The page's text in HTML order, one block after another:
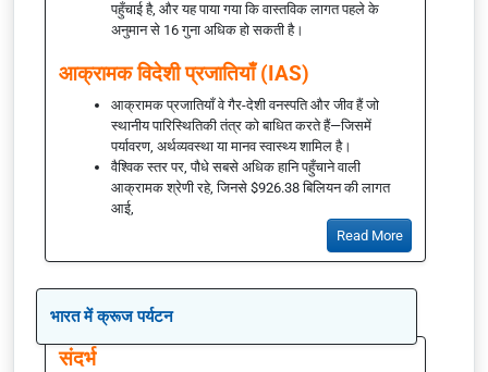
पहुँचाई है, और यह पाया गया कि वास्तविक लागत पहले के
अनुमान से 16 गुना अधिक हो सकती है।
आक्रामक विदेशी प्रजातियाँ (IAS)
आक्रामक प्रजातियाँ वे गैर-देशी वनस्पति और जीव हैं जो
स्थानीय पारिस्थितिकी तंत्र को बाधित करते हैं—जिसमें
पर्यावरण, अर्थव्यवस्था या मानव स्वास्थ्य शामिल है।
वैश्विक स्तर पर, पौधे सबसे अधिक हानि पहुँचाने वाली
आक्रामक श्रेणी रहे, जिनसे $926.38 बिलियन की लागत
आई,
Read More
भारत में क्रूज पर्यटन
संदर्भ